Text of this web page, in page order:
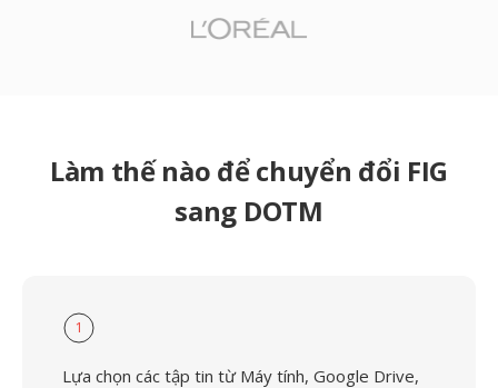
Làm thế nào để chuyển đổi FIG
sang DOTM
1
Lựa chọn các tập tin từ Máy tính, Google Drive,